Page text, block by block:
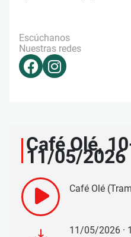
Escúchanos
Nuestras redes
Café Olé,
11/05/2026
Café Olé
11/05/2026 ·